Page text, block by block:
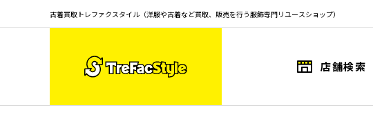
古着買取トレファクスタイル（洋服や古着など買取、販売を行う服飾専門リユースショップ）
店舗検索